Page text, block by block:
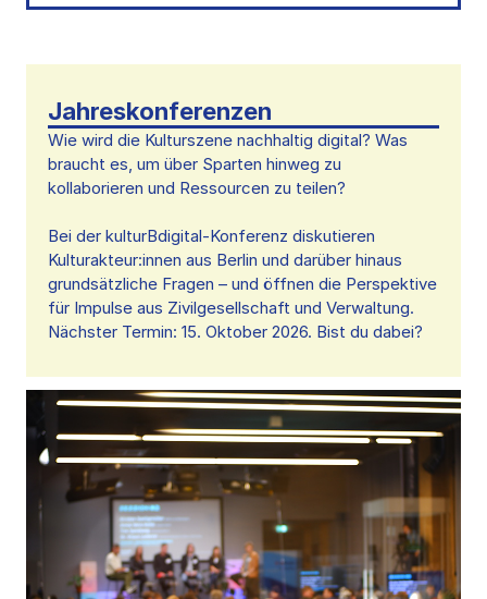
Jahreskonferenzen
Wie wird die Kulturszene nachhaltig digital? Was
braucht es, um über Sparten hinweg zu
kollaborieren und Ressourcen zu teilen?
Bei der kulturBdigital-Konferenz diskutieren
Kulturakteur:innen aus Berlin und darüber hinaus
grundsätzliche Fragen – und öffnen die Perspektive
für Impulse aus Zivilgesellschaft und Verwaltung.
Nächster Termin: 15. Oktober 2026. Bist du dabei?